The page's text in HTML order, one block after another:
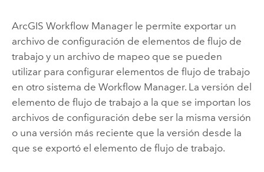
ArcGIS Workflow Managerle permite exportar un
archivo de configuración de elementos de flujo de
trabajo y un archivo de mapeo que se pueden
utilizar para configurar elementos de flujo de trabajo
en otro sistema de Workflow Manager. La versión del
elemento de flujo de trabajo a la que se importan los
archivos de configuración debe ser la misma versión
o una versión más reciente que la versión desde la
que se exportó el elemento de flujo de trabajo.